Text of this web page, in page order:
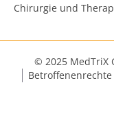
Chirurgie und
© 2025 MedTriX
Betroffenenrechte